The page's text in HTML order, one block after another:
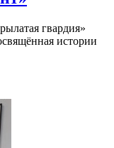
гвардия»
истории